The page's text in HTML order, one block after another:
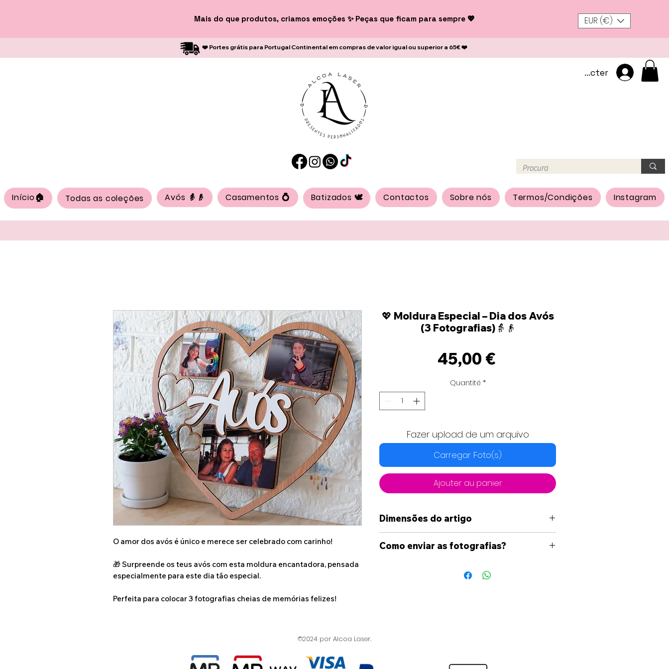
Mais do que produtos, criamos emoções ✨ Peças que ficam para sempre 💖 EUR (€)
❤️ Portes grátis para Portugal Continental em compras de valor igual ou superior a 65€ ❤️
Se connecter
Início🏠 Todas as coleções Avós 👵👴 Casamentos 💍 Batizados 🕊️ Contactos Sobre nós Termos/Condições Instagram
O amor dos avós é único e merece ser celebrado com carinho!
🎁 Surpreende os teus avós com esta moldura encantadora, pensada
especialmente para este dia tão especial.
Perfeita para colocar 3 fotografias cheias de memórias felizes!
💖 Moldura Especial – Dia dos Avós
(3 Fotografias)👵👴
45,00 €Prix
Quantité *
Fazer upload de um arquivo
Carregar Foto(s)
Ajouter au panier
Dimensões do artigo
40cm x 35cm
Como enviar as fotografias?
siga estes passos simples:
©2024 por Alcoa Laser.